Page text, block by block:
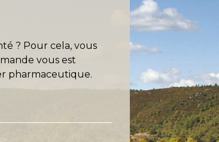
? Pour cela, vous
vous est
pharmaceutique.